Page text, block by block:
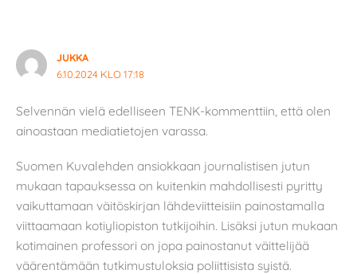
JUKKA
6.10.2024 KLO 17:18
Selvennän vielä edelliseen TENK-kommenttiin, että olen
ainoastaan mediatietojen varassa.
Suomen Kuvalehden ansiokkaan journalistisen jutun
mukaan tapauksessa on kuitenkin mahdollisesti pyritty
vaikuttamaan väitöskirjan lähdeviitteisiin painostamalla
viittaamaan kotiyliopiston tutkijoihin. Lisäksi jutun mukaan
kotimainen professori on jopa painostanut väittelijää
väärentämään tutkimustuloksia poliittisista syistä.